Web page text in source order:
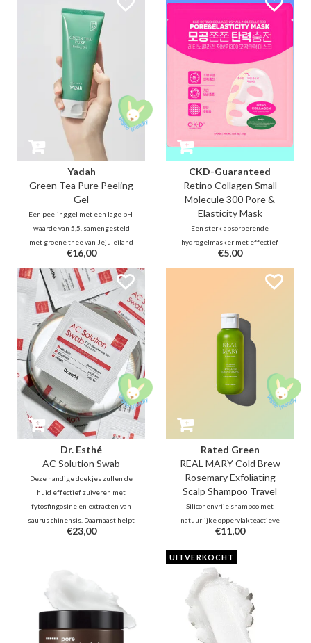
onzuiverheden, mee-eters en
make-up verwijderen.
gehydrateerd en glad maakt, net
als een ampul. Het verbetert de
vochtbalans met een
liposomenstructuur die ons
huidbarrière nabootst
Yadah
Green Tea Pure Peeling
Gel
Een peelinggel met een lage pH-
waarde van 5,5, samengesteld
met groene thee van Jeju-eiland
en plantaardige cellulose, voor
een milde fysieke exfoliatie die
de huidbarrière in balans brengt.
€16,00
CKD-Guaranteed
Retino Collagen Small
Molecule 300 Pore &
Elasticity Mask
Een sterk absorberende
hydrogelmasker met effectief
retinal en 82% laagmoleculair
collageen verjongt je huid snel en
effectief door de elasticiteit te
voegen. Het vernauwt de poriën
en versterkt een jeugdige
uitstraling,.
€5,00
Dr. Esthé
AC Solution Swab
Deze handige doekjes zullen de
huid effectief zuiveren met
fytosfingosine en extracten van
saurus chinensis. Daarnaast helpt
salicylzuur bij het reguleren van
€23,00
Rated Green
REAL MARY Cold Brew
Rosemary Exfoliating
Scalp Shampoo Travel
Siliconenvrije shampoo met
natuurlijke oppervlakteactieve
stoffen spoelt de droge,
voorzichtig weg. Reguleert
overtollige olieproductie, zuivert
en balanceert haar en hoofdhuid
en helpt het ongemak van jeuk te
€11,00
UITVERKOCHT